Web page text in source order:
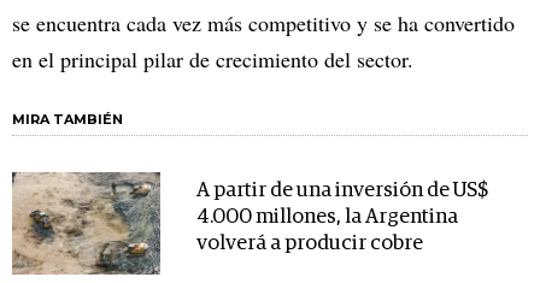
se encuentra cada vez más competitivo y se ha convertido
en el principal pilar de crecimiento del sector.
MIRA TAMBIÉN
A partir de una inversión de US$
4.000 millones, la Argentina
volverá a producir cobre